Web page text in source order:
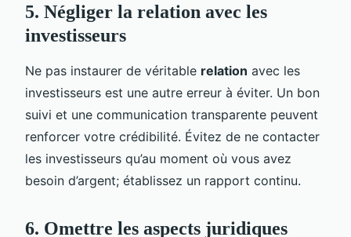
5. Négliger la relation avec les
investisseurs
Ne pas instaurer de véritable relation avec les
investisseurs est une autre erreur à éviter. Un bon
suivi et une communication transparente peuvent
renforcer votre crédibilité. Évitez de ne contacter
les investisseurs qu’au moment où vous avez
besoin d’argent; établissez un rapport continu.
6. Omettre les aspects juridiques